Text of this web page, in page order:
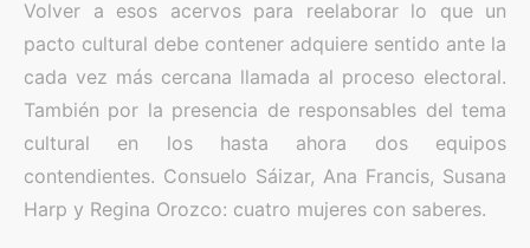
Volver a esos acervos para reelaborar lo que un
pacto cultural debe contener adquiere sentido ante la
cada vez más cercana llamada al proceso electoral.
También por la presencia de responsables del tema
cultural en los hasta ahora dos equipos
contendientes. Consuelo Sáizar, Ana Francis, Susana
Harp y Regina Orozco: cuatro mujeres con saberes.